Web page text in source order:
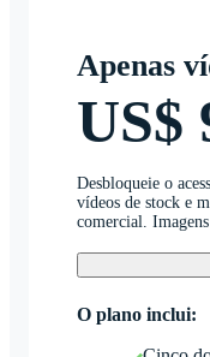
Apenas
US$
Desbloqueie o
vídeos de stock e
comercial.
O plano inclui: